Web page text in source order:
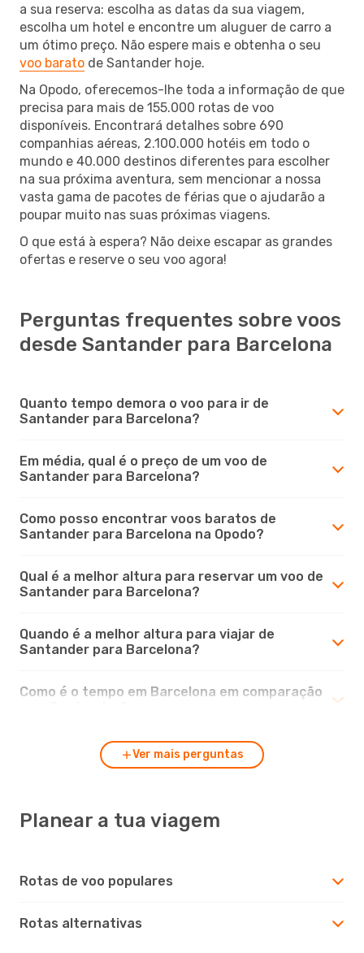
a sua reserva: escolha as datas da sua viagem,
escolha um hotel e encontre um aluguer de carro a
um ótimo preço. Não espere mais e obtenha o seu
voo barato de Santander hoje.
Na Opodo, oferecemos-lhe toda a informação de que
precisa para mais de 155.000 rotas de voo
disponíveis. Encontrará detalhes sobre 690
companhias aéreas, 2.100.000 hotéis em todo o
mundo e 40.000 destinos diferentes para escolher
na sua próxima aventura, sem mencionar a nossa
vasta gama de pacotes de férias que o ajudarão a
poupar muito nas suas próximas viagens.
O que está à espera? Não deixe escapar as grandes
ofertas e reserve o seu voo agora!
Perguntas frequentes sobre voos
desde Santander para Barcelona
Quanto tempo demora o voo para ir de
Santander para Barcelona?
Em média, qual é o preço de um voo de
Santander para Barcelona?
Como posso encontrar voos baratos de
Santander para Barcelona na Opodo?
Qual é a melhor altura para reservar um voo de
Santander para Barcelona?
Quando é a melhor altura para viajar de
Santander para Barcelona?
Como é o tempo em Barcelona em comparação
Ver mais perguntas
Planear a tua viagem
Rotas de voo populares
Rotas alternativas